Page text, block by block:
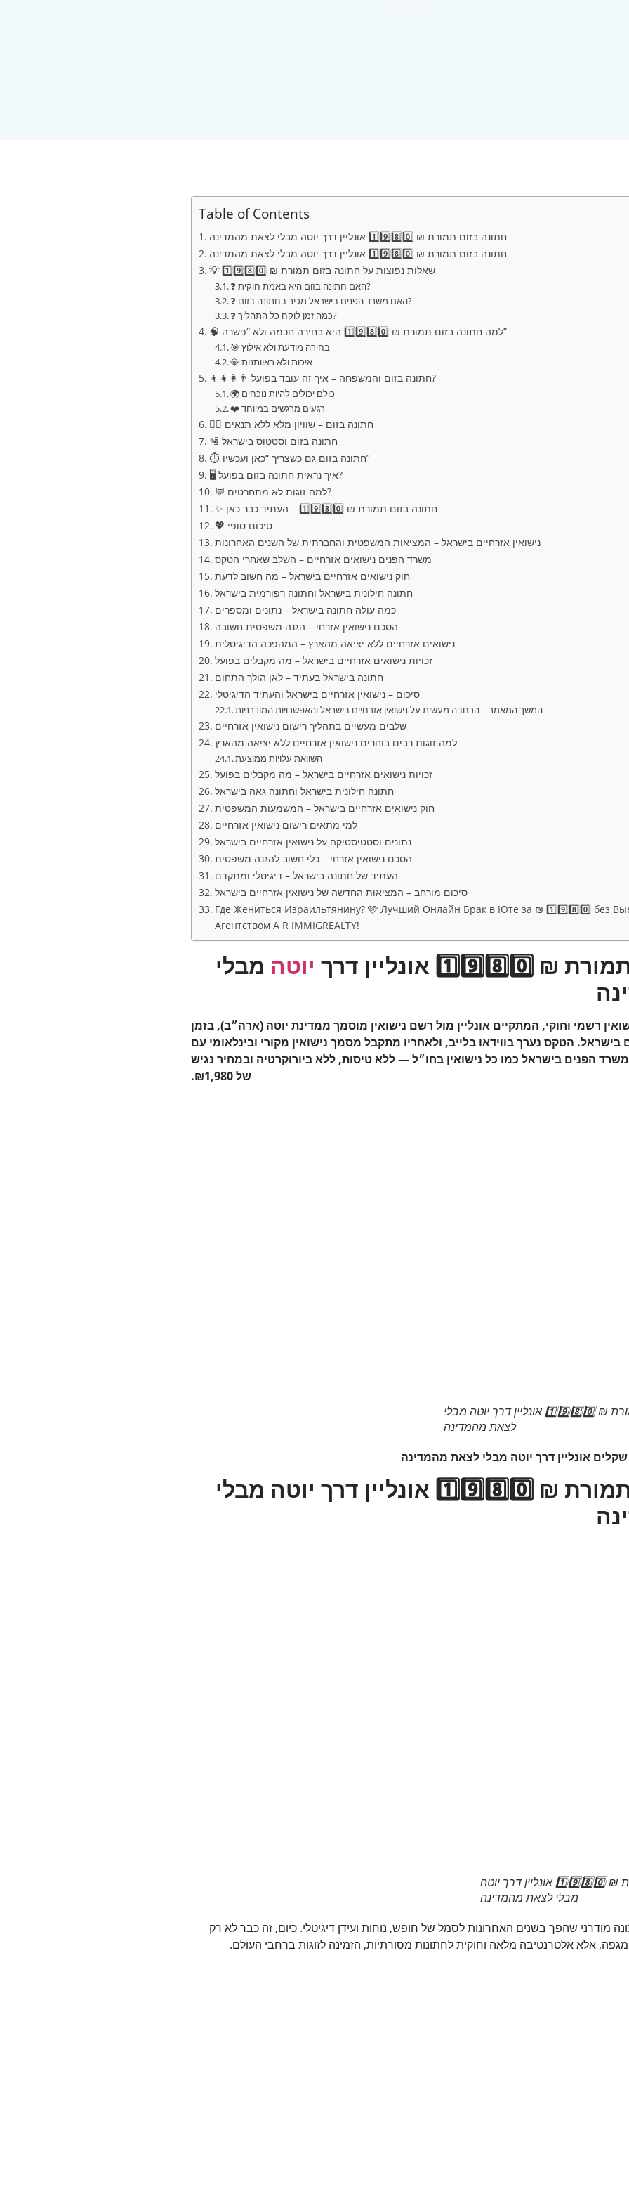
Table of Contents
חתונה בזום תמורת ₪ 1️⃣9️⃣8️⃣0️⃣ אונליין דרך יוטה מבלי לצאת מהמדינה
חתונה בזום תמורת ₪ 1️⃣9️⃣8️⃣0️⃣ אונליין דרך יוטה מבלי לצאת מהמדינה
💡 שאלות נפוצות על חתונה בזום תמורת ₪ 1️⃣9️⃣8️⃣0️⃣
❓ האם חתונה בזום היא באמת חוקית?
❓ האם משרד הפנים בישראל מכיר בחתונה בזום?
❓ כמה זמן לוקח כל התהליך?
🧠 למה חתונה בזום תמורת ₪ 1️⃣9️⃣8️⃣0️⃣ היא בחירה חכמה ולא “פשרה”
🎯 בחירה מודעת ולא אילוץ
💎 איכות ולא ראוותנות
👨‍👩‍👧‍👦 חתונה בזום והמשפחה – איך זה עובד בפועל?
🌍 כולם יכולים להיות נוכחים
❤️ רגעים מרגשים במיוחד
🏳️‍🌈 חתונה בזום – שוויון מלא ללא תנאים
🛂 חתונה בזום וסטטוס בישראל
⏱️ חתונה בזום גם כשצריך “כאן ועכשיו”
🖥️ איך נראית חתונה בזום בפועל?
💬 למה זוגות לא מתחרטים?
✨ חתונה בזום תמורת ₪ 1️⃣9️⃣8️⃣0️⃣ – העתיד כבר כאן
💖 סיכום סופי
נישואין אזרחיים בישראל – המציאות המשפטית והחברתית של השנים האחרונות
משרד הפנים נישואים אזרחיים – השלב שאחרי הטקס
חוק נישואים אזרחיים בישראל – מה חשוב לדעת
חתונה חילונית בישראל וחתונה רפורמית בישראל
כמה עולה חתונה בישראל – נתונים ומספרים
הסכם נישואין אזרחי – הגנה משפטית חשובה
נישואים אזרחיים ללא יציאה מהארץ – המהפכה הדיגיטלית
זכויות נישואים אזרחיים בישראל – מה מקבלים בפועל
חתונה בישראל בעתיד – לאן הולך התחום
סיכום – נישואין אזרחיים בישראל והעתיד הדיגיטלי
המשך המאמר – הרחבה מעשית על נישואין אזרחיים בישראל והאפשרויות המודרניות
שלבים מעשיים בתהליך רישום נישואין אזרחיים
למה זוגות רבים בוחרים נישואין אזרחיים ללא יציאה מהארץ
השוואת עלויות ממוצעת
זכויות נישואים אזרחיים בישראל – מה מקבלים בפועל
חתונה חילונית בישראל וחתונה גאה בישראל
חוק נישואים אזרחיים בישראל – המשמעות המשפטית
למי מתאים רישום נישואין אזרחיים
נתונים וסטטיסטיקה על נישואין אזרחיים בישראל
הסכם נישואין אזרחי – כלי חשוב להגנה משפטית
העתיד של חתונה בישראל – דיגיטלי ומתקדם
סיכום מורחב – המציאות החדשה של נישואין אזרחיים בישראל
Где Жениться Израильтянину? 🩷 Лучший Онлайн Брак в Юте за ₪ 1️⃣9️⃣8️⃣0️⃣ без
Агентством A R IMMIGREALTY!
₪ 1️⃣9️⃣8️⃣0️⃣ אונליין דרך יוטה מבלי
רשמי וחוקי, המתקיים אונליין מול רשם נישואין מוסמך ממדינת יוטה (ארה״ב), בזמן
הטקס נערך בווידאו בלייב, ולאחריו מתקבל מסמך נישואין מקורי ובינלאומי עם
הפנים בישראל כמו כל נישואין בחו״ל — ללא טיסות, ללא ביורוקרטיה ובמחיר נגיש
של ‎₪1,980.
חתונה בזום תמורת ₪ 1️⃣9️⃣8️⃣0️⃣ אונליין דרך יוטה מבלי
לצאת מהמדינה
חתונה בזום תמורת ₪ 1️⃣9️⃣8️⃣0️⃣ אונליין דרך יוטה מבלי
חתונה בזום תמורת ₪ 1️⃣9️⃣8️⃣0️⃣ אונליין דרך יוטה
מבלי לצאת מהמדינה
מודרני שהפך בשנים האחרונות לסמל של חופש, נוחות ועידן דיגיטלי. כיום, זה כבר לא רק
אלא אלטרנטיבה מלאה וחוקית לחתונות מסורתיות, הזמינה לזוגות ברחבי העולם.